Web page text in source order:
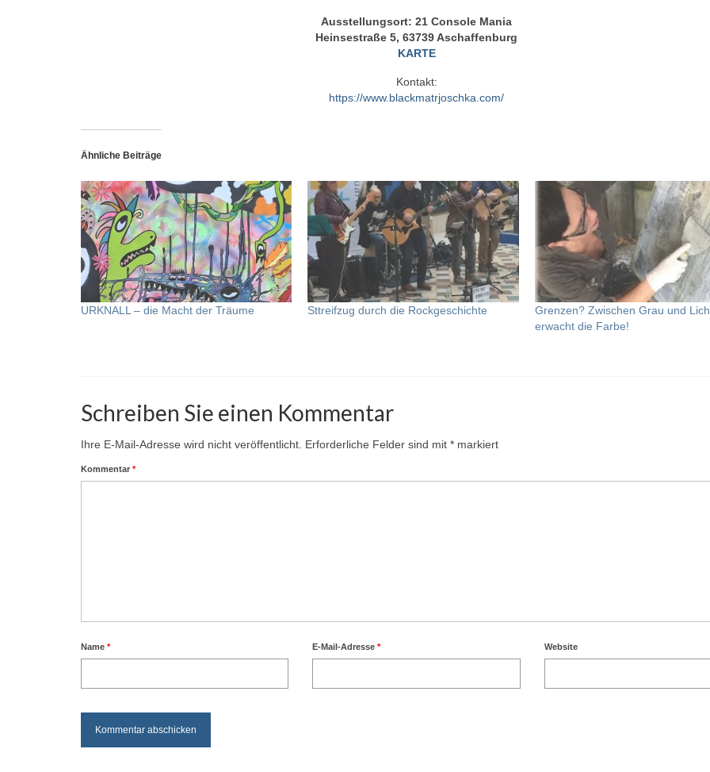
Ausstellungsort: 21 Console Mania
Heinsestraße 5, 63739 Aschaffenburg
KARTE
Kontakt:
https://www.blackmatrjoschka.com/
Ähnliche Beiträge
URKNALL – die Macht der Träume Sttreifzug durch die Rockgeschichte
Grenzen? Zwischen Grau und
erwacht die Farbe!
Schreiben Sie einen Kommentar
Ihre E-Mail-Adresse wird nicht veröffentlicht. Erforderliche Felder sind mit * markiert
Kommentar *
Name * E-Mail-Adresse* Website